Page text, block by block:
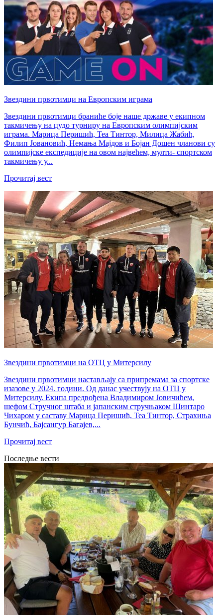
Звездини првотимци на Европским играма
Звездини првотимци браниће боје наше државе у екипном
такмичењу на џудо турниру на Европским олимпијским
играма. Марица Перишић, Теа Тинтор, Милица Жабић,
Филип Јовановић, Немања Мајдов и Бојан Дошен чланови су
олимпијске експедиције на овом највећем, мулти- спортском
такмичењу у...
Прочитај вест
Звездини првотимци на ОТЦ у Митерсилу
Звездини првотимци настављају са припремама за спортске
изазове у 2024. години. Од данас учествују на ОТЦ у
Митерсилу. Екипа предвођена Владимиром Јовичићем,
шефом Стручног штаба и јапанским стручњаком Шинтаро
Чихаром у саставу Марица Перишић, Теа Тинтор, Страхиња
Бунчић, Бајсангур Багајев,...
Прочитај вест
Последње вести